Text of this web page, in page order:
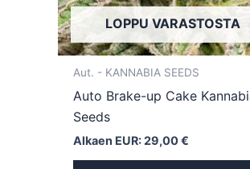
LOPPU VARASTOSTA
Aut. - KANNABIA SEEDS
Auto Brake-up Cake
Seeds
Alkaen EUR:29,00€